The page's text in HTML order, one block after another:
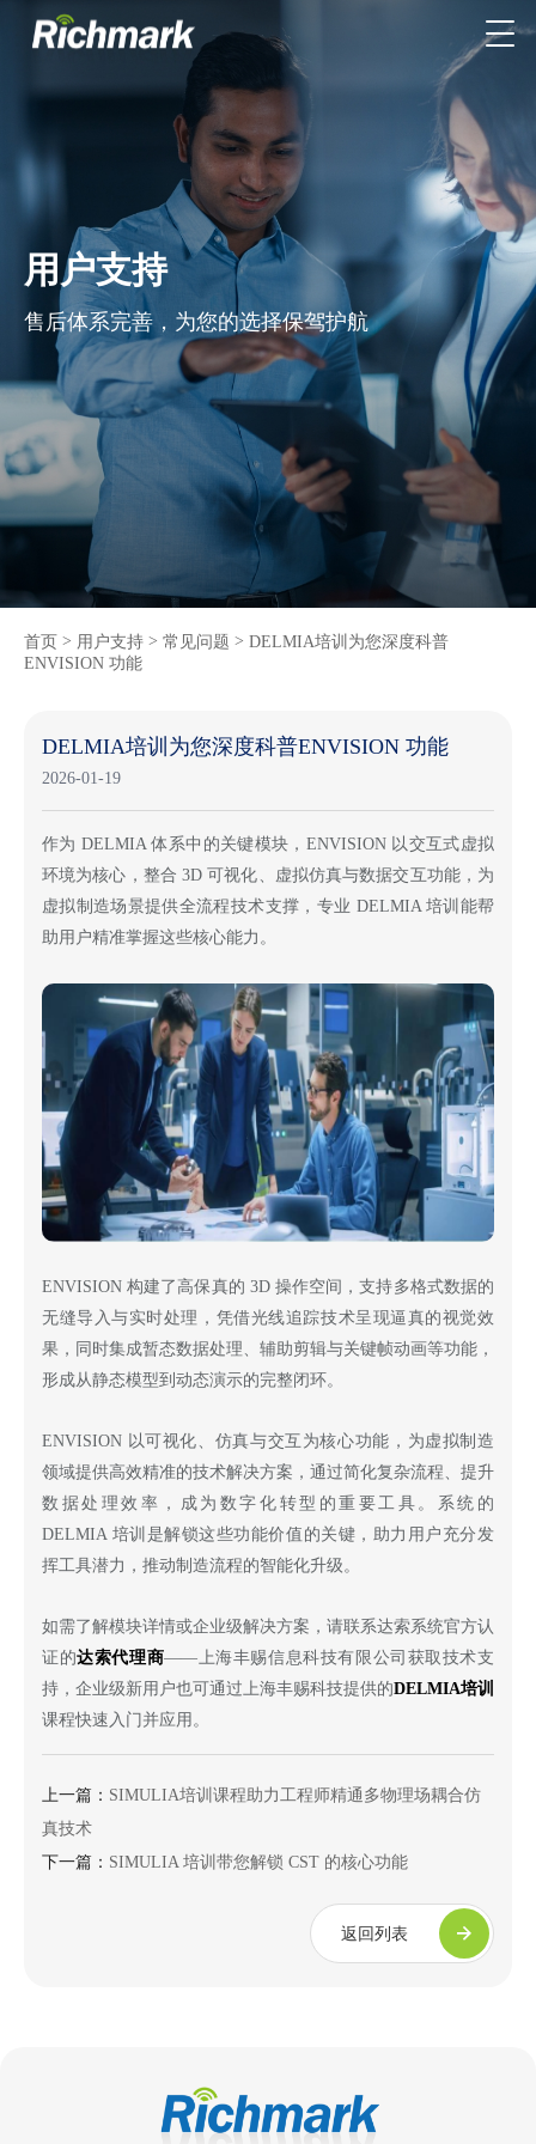
用户支持
售后体系完善，为您的选择保驾护航
首页 > 用户支持 > 常见问题 > DELMIA培训为您深度科普
ENVISION 功能
DELMIA培训为您深度科普ENVISION 功能
2026-01-19
作为 DELMIA 体系中的关键模块，ENVISION 以交互式虚拟
环境为核心，整合 3D 可视化、虚拟仿真与数据交互功能，为
虚拟制造场景提供全流程技术支撑，专业 DELMIA 培训能帮
助用户精准掌握这些核心能力。
ENVISION 构建了高保真的 3D 操作空间，支持多格式数据的
无缝导入与实时处理，凭借光线追踪技术呈现逼真的视觉效
果，同时集成暂态数据处理、辅助剪辑与关键帧动画等功能，
形成从静态模型到动态演示的完整闭环。
ENVISION 以可视化、仿真与交互为核心功能，为虚拟制造
领域提供高效精准的技术解决方案，通过简化复杂流程、提升
数据处理效率，成为数字化转型的重要工具。系统的
DELMIA 培训是解锁这些功能价值的关键，助力用户充分发
挥工具潜力，推动制造流程的智能化升级。
如需了解模块详情或企业级解决方案，请联系达索系统官方认
证的达索代理商——上海丰赐信息科技有限公司获取技术支
持，企业级新用户也可通过上海丰赐科技提供的DELMIA培训
课程快速入门并应用。
上一篇： SIMULIA培训课程助力工程师精通多物理场耦合仿
真技术
下一篇： SIMULIA 培训带您解锁 CST 的核心功能
返回列表